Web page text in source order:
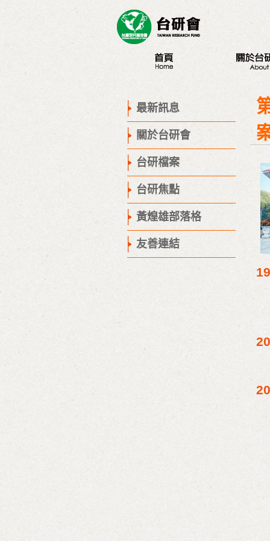
董事會
最新訊息
關於台研會
台研檔案
台研焦點
黃煌雄部落格
友善連結